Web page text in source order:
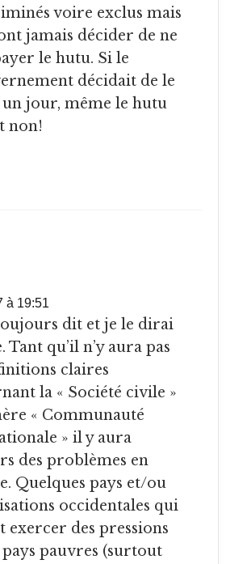
voire exclus mais
jamais décider de ne
le hutu. Si le
décidait de le
jour, même le hutu
non!
à 19:51
Tant qu’il n’y aura pas
claires
la « Société civile »
« Communauté
» il y aura
des problèmes en
Quelques pays et/ou
occidentales qui
exercer des pressions
pays pauvres (surtout